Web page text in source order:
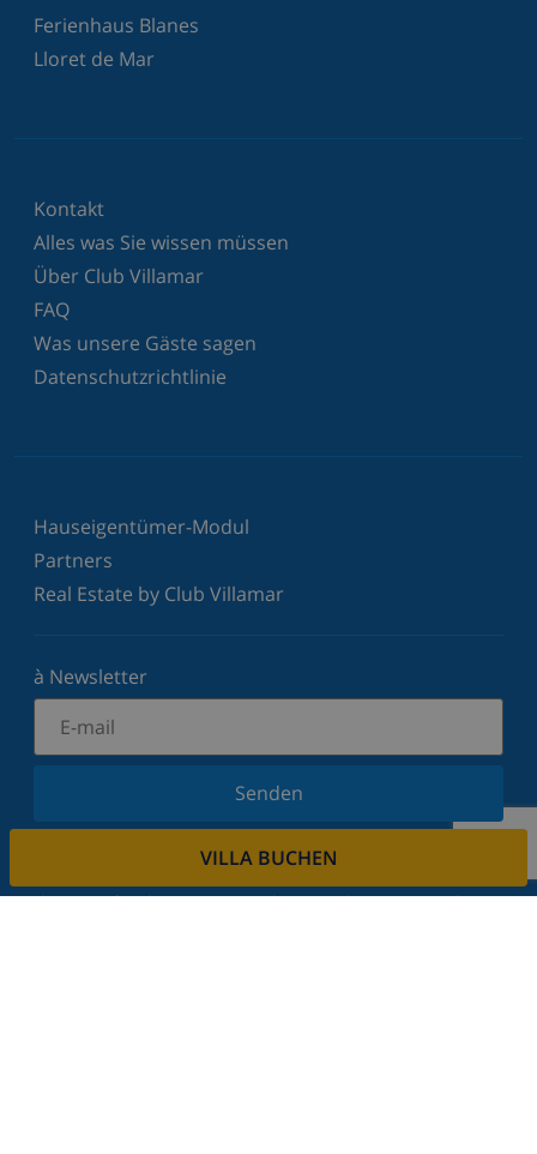
VILLA BUCHEN
Ferienhaus Blanes
Lloret de Mar
Kontakt
Alles was Sie wissen müssen
Über Club Villamar
FAQ
Was unsere Gäste sagen
Datenschutzrichtlinie
Hauseigentümer-Modul
Partners
Real Estate by Club Villamar
à Newsletter
Senden
Melden Sie sich für unseren Newsletter an und
dem Laufenden. Wir respektieren Ihre Privatsphäre.